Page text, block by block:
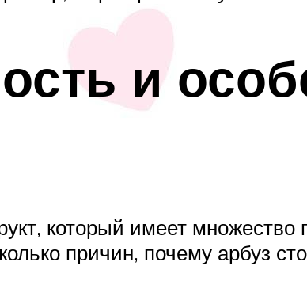
и
который имеет множество
причин, почему арбуз